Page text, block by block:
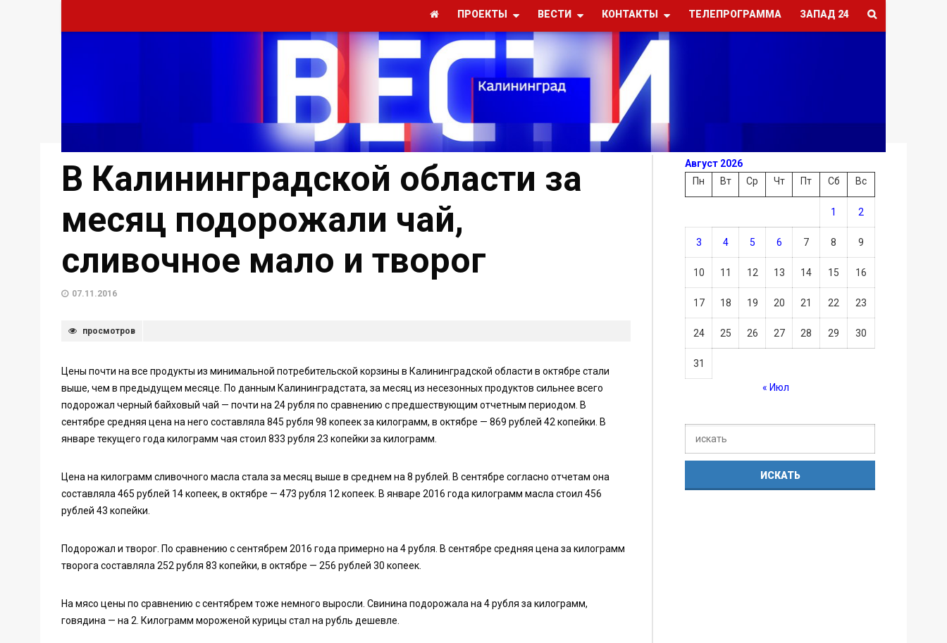
ПРОЕКТЫ ВЕСТИ КОНТАКТЫ ТЕЛЕПРОГРАММА ЗАПАД 24
В Калининградской области за
месяц подорожали чай,
сливочное мало и творог
07.11.2016
просмотров
Цены почти на все продукты из минимальной потребительской корзины в Калининградской области в октябре стали
выше, чем в предыдущем месяце. По данным Калининградстата, за месяц из несезонных продуктов сильнее всего
подорожал черный байховый чай — почти на 24 рубля по сравнению с предшествующим отчетным периодом. В
сентябре средняя цена на него составляла 845 рубля 98 копеек за килограмм, в октябре — 869 рублей 42 копейки. В
январе текущего года килограмм чая стоил 833 рубля 23 копейки за килограмм.
Цена на килограмм сливочного масла стала за месяц выше в среднем на 8 рублей. В сентябре согласно отчетам она
составляла 465 рублей 14 копеек, в октябре — 473 рубля 12 копеек. В январе 2016 года килограмм масла стоил 456
рублей 43 копейки.
Подорожал и творог. По сравнению с сентябрем 2016 года примерно на 4 рубля. В сентябре средняя цена за килограмм
творога составляла 252 рубля 83 копейки, в октябре — 256 рублей 30 копеек.
На мясо цены по сравнению с сентябрем тоже немного выросли. Свинина подорожала на 4 рубля за килограмм,
говядина — на 2. Килограмм мороженой курицы стал на рубль дешевле.
Август 2026
Пн
Вт Ср Чт Пт Сб Вс
1 2
3 4 5 6 7 8 9
10 11 12 13 14 15 16
17 18 19 20 21 22 23
24 25 26 27 28 29 30
31
« Июл